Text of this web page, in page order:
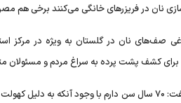
نان در فریزرهای خانگی می‌کنند برخی هم
نان در گلستان به ویژه در مرکز
کشف پشت پرده به سراغ مردم و مسئولان متولی
یک شهروند گرگانی در این باره به ایسنا گفت: ۷۰ سال سن